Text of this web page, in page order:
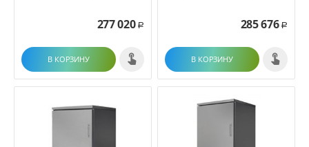
277 020 Р
В КОРЗИНУ
285 676 Р
В КОРЗИНУ